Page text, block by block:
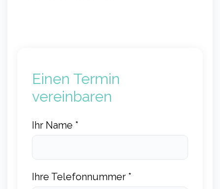
Einen Termin
vereinbaren
Ihr Name *
Ihre Telefonnummer *